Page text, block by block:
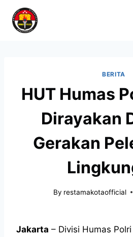
BERITA
HUT Humas
Dirayakan
Gerakan
By restamakotaofficial
Jakarta – Divisi Humas